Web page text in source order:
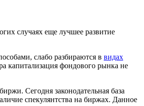
случаях еще лучшее развитие
слабо разбираются в видах
капитализация фондового рынка не
Сегодня законодательная база
спекулянтства на биржах. Данное